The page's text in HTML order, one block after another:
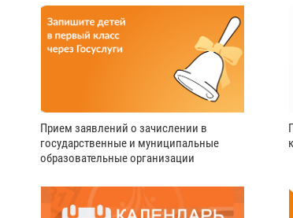
Прием заявлений о зачислении в
государственные и муниципальные
образовательные организации